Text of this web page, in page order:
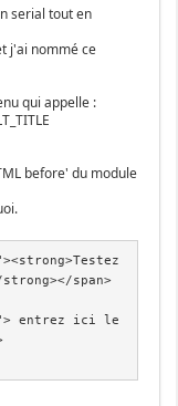
serial tout en
j'ai nommé ce
qui appelle :
before' du module
span>
entrez ici le